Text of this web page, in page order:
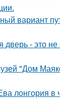
вариант
дверь - это не
"Дом
лонгория в